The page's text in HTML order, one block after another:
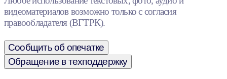
видеоматериалов возможно только с согласия
правообладателя (ВГТРК).
Сообщить об опечатке
Обращение в техподдержку